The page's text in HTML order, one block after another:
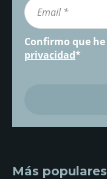
Confirmo que
privacidad*
Más populares